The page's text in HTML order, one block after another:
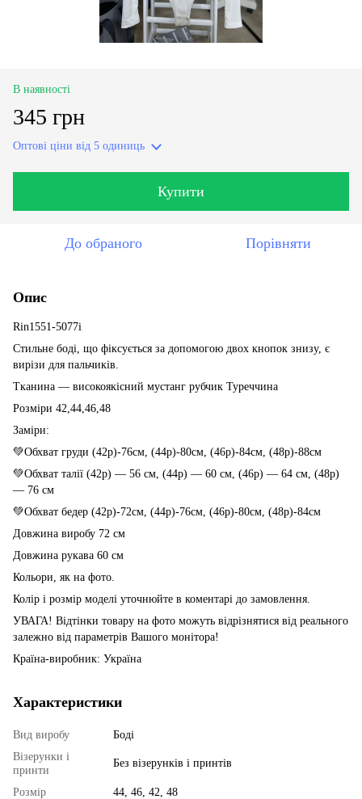
В наявності
345 грн
Оптові ціни від 5 одиниць
Купити
До обраного Порівняти
Опис
Rin1551-5077i
Стильне боді, що фіксується за допомогою двох кнопок знизу, є
вирізи для пальчиків.
Тканина — високоякісний мустанг рубчик Туреччина
Розміри 42,44,46,48
Заміри:
💚Обхват груди (42р)-76см, (44р)-80см, (46р)-84см, (48р)-88см
💚Обхват талії (42р) — 56 см, (44р) — 60 см, (46р) — 64 см, (48р)
— 76 см
💚Обхват бедер (42р)-72см, (44р)-76см, (46р)-80см, (48р)-84см
Довжина виробу 72 см
Довжина рукава 60 см
Кольори, як на фото.
Колір і розмір моделі уточнюйте в коментарі до замовлення.
УВАГА! Відтінки товару на фото можуть відрізнятися від реального
залежно від параметрів Вашого монітора!
Країна-виробник: Україна
Характеристики
Вид виробу
Боді
Візерунки і
принти
Без візерунків і принтів
Розмір
44, 46, 42, 48